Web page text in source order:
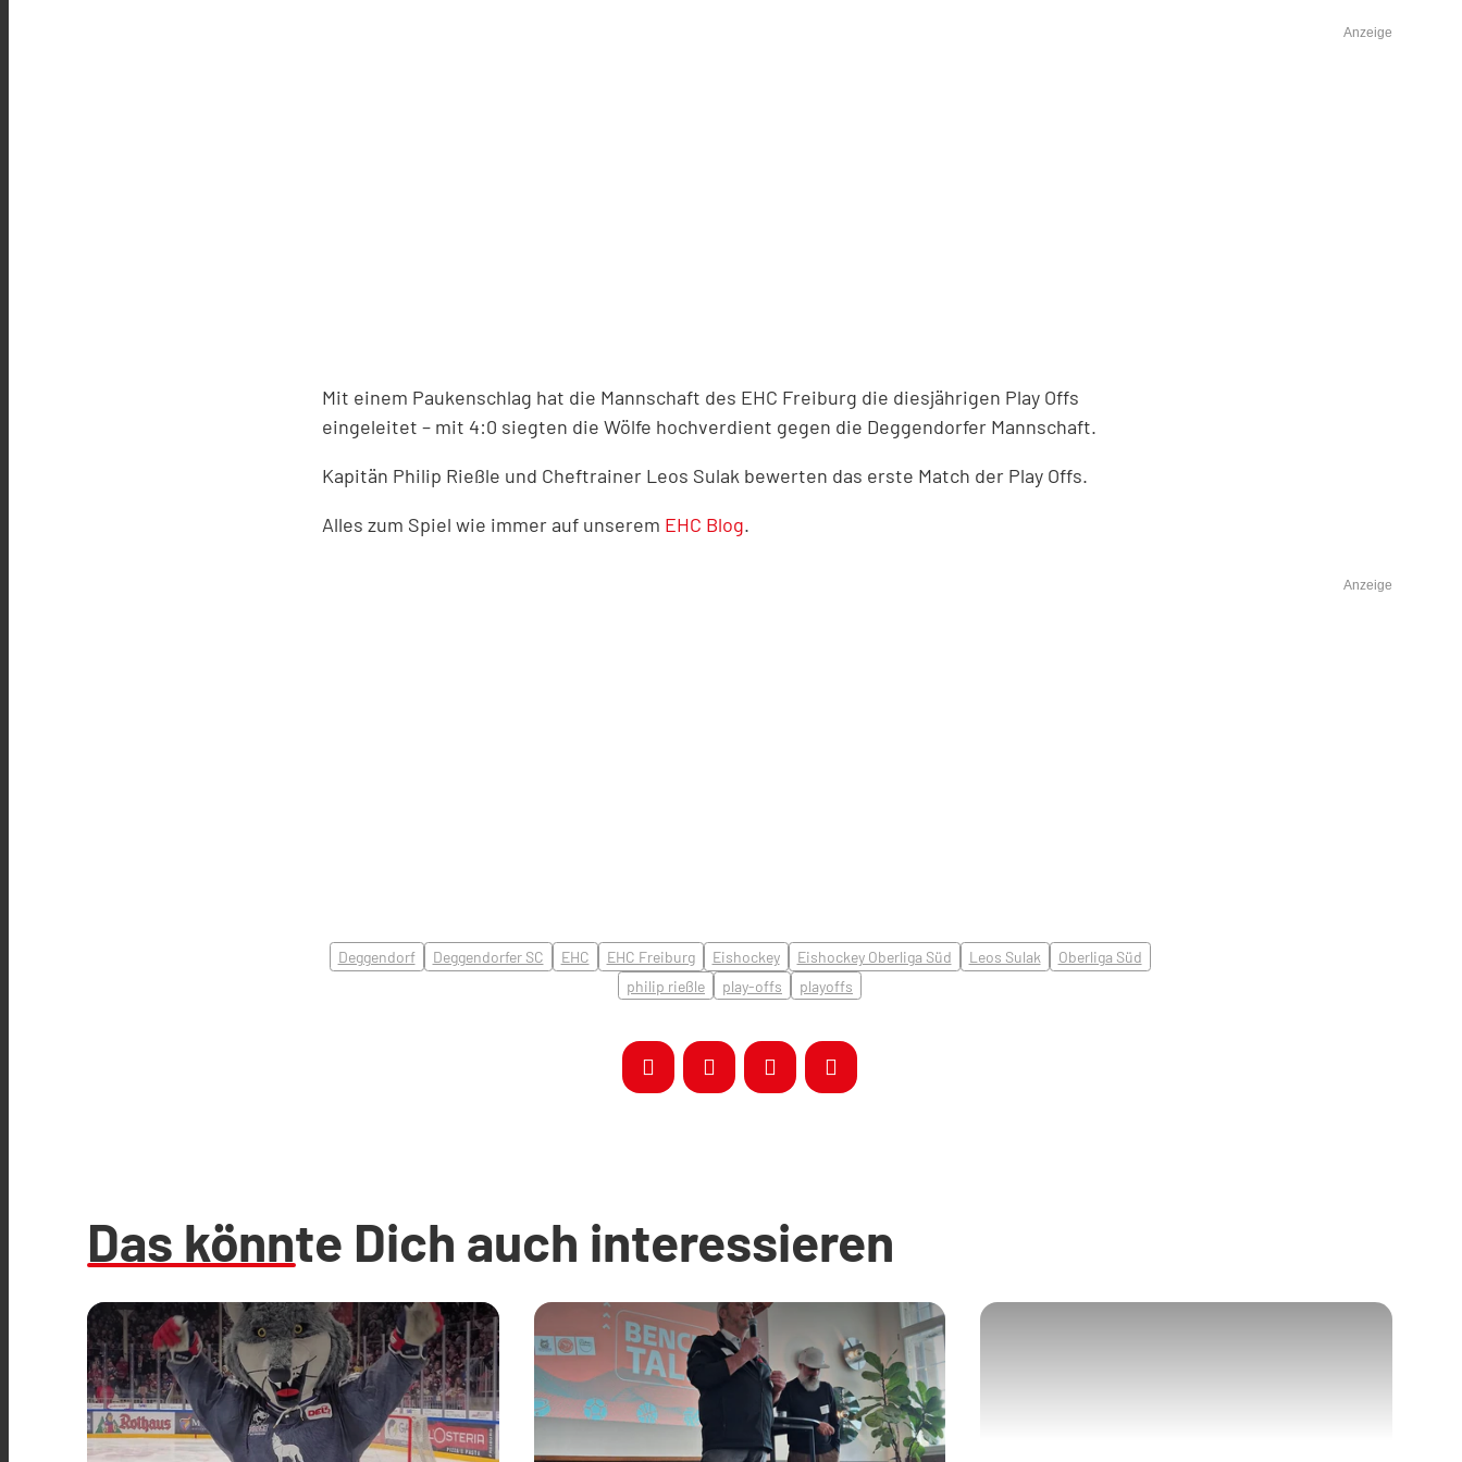
Anzeige
Mit einem Paukenschlag hat die Mannschaft des EHC Freiburg die diesjährigen Play Offs
eingeleitet – mit 4:0 siegten die Wölfe hochverdient gegen die Deggendorfer Mannschaft.
Kapitän Philip Rießle und Cheftrainer Leos Sulak bewerten das erste Match der Play Offs.
Alles zum Spiel wie immer auf unserem EHC Blog.
Anzeige
Deggendorf Deggendorfer SC EHC EHC Freiburg Eishockey Eishockey Oberliga Süd Leos Sulak
Oberliga Süd
philip rießle
play-offs playoffs
Das könnte Dich auch interessieren